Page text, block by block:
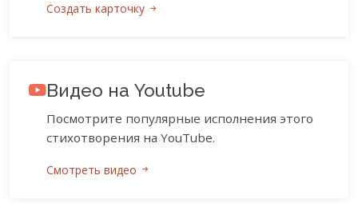
Создать карточку
Видео на Youtube
Посмотрите популярные исполнения этого
стихотворения на YouTube.
Смотреть видео